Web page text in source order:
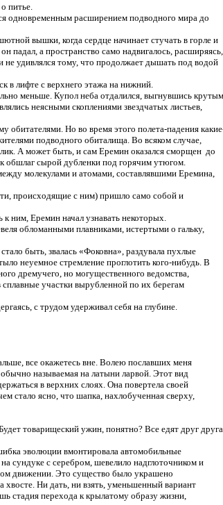
питье.
одновременным расширением подводного мира до
вышки, когда сердце начинает стучать в горле и
падал, а пространство само надвигалось, расширяясь,
удивлялся тому, что продолжает дышать под водой
в лифте с верхнего этажа на нижний.
меньше. Купол неба отдалился, выгнувшись крутым
неясными скоплениями звездчатых листьев,
обитателями. Но во время этого полета-падения
подводного обиталища. Во всяком случае,
А может быть, и сам Еремин оказался сморщен до
обшлаг сырой дубленки под горячим утюгом.
молекулами и атомами, составлявшими Еремина,
происходящие с ним) пришло само собой и
ним, Еремин начал узнавать некоторых.
обломанными плавниками, истертыми о гальку,
быть, звалась «Фоковна», раздувала пухлые
неуемное стремление проглотить кого-нибудь. В
дремучего, но могущественного ведомства,
участки вырубленной по их берегам
с трудом удерживал себя на глубине.
все окажетесь вне. Волею пославших меня
называемая на латыни ларвой. Этот вид
в верхних слоях. Она повертела своей
стало ясно, что шапка, нахлобученная сверху,
товарищеский ужин, понятно? Все едят друг
эволюции вмонтировала автомобильные
сундуке с серебром, шевелило надглоточником и
движении. Это существо было украшено
Ни дать, ни взять, уменьшенный вариант
стадия перехода к крылатому образу жизни,